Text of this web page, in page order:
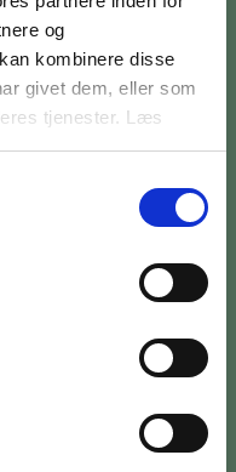
og
kombinere disse
givet dem, eller som
tjenester. Læs